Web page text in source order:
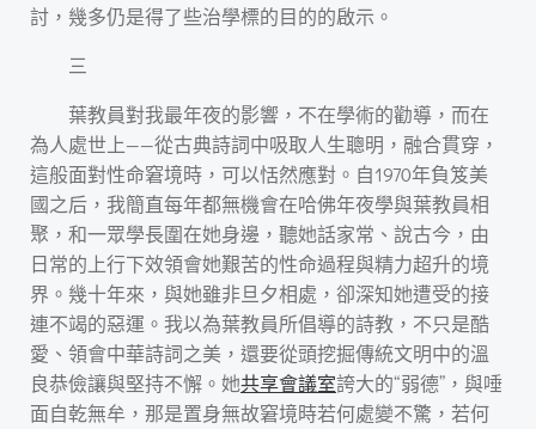
討，幾多仍是得了些治學標的目的的啟示。
三
葉教員對我最年夜的影響，不在學術的勸導，而在
為人處世上——從古典詩詞中吸取人生聰明，融合貫穿，
這般面對性命窘境時，可以恬然應對。自1970年負笈美
國之后，我簡直每年都無機會在哈佛年夜學與葉教員相
聚，和一眾學長圍在她身邊，聽她話家常、說古今，由
日常的上行下效領會她艱苦的性命過程與精力超升的境
界。幾十年來，與她雖非旦夕相處，卻深知她遭受的接
連不竭的惡運。我以為葉教員所倡導的詩教，不只是酷
愛、領會中華詩詞之美，還要從頭挖掘傳統文明中的溫
良恭儉讓與堅持不懈。她共享會議室誇大的“弱德”，與唾
面自乾無牟，那是置身無故窘境時若何處變不驚，若何